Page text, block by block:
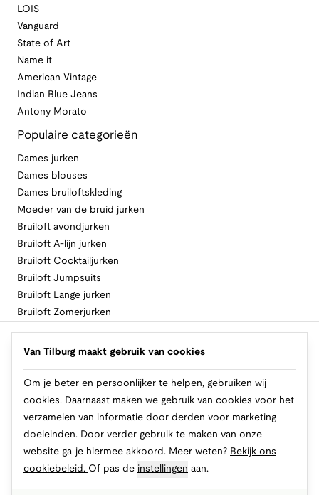
LOIS
Vanguard
State of Art
Name it
American Vintage
Indian Blue Jeans
Antony Morato
Populaire categorieën
Dames jurken
Dames blouses
Dames bruiloftskleding
Moeder van de bruid jurken
Bruiloft avondjurken
Bruiloft A-lijn jurken
Bruiloft Cocktailjurken
Bruiloft Jumpsuits
Bruiloft Lange jurken
Bruiloft Zomerjurken
Volg Van Tilburg
Makkelijk en veilig betalen
Van Tilburg maakt gebruik van cookies
Om je beter en persoonlijker te helpen, gebruiken wij
cookies. Daarnaast maken we gebruik van cookies voor het
verzamelen van informatie door derden voor marketing
doeleinden. Door verder gebruik te maken van onze
website ga je hiermee akkoord. Meer weten? Bekijk ons
cookiebeleid. Of pas de instellingen aan.